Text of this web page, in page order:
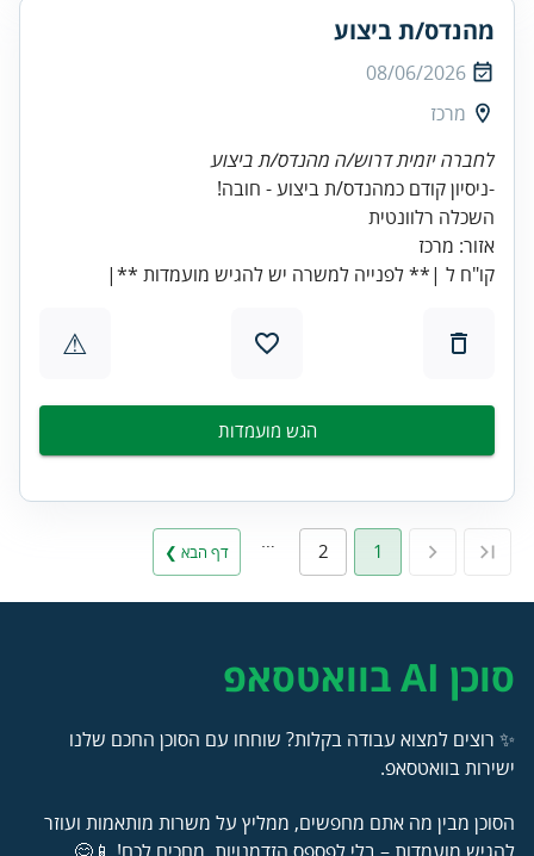
מהנדס/ת ביצוע
08/06/2026
מרכז
לחברה יזמית דרוש/ה מהנדס/ת ביצוע
קו"ח ל |** לפנייה למשרה יש להגיש מועמדות **|
⚠
הגש מועמדות
1
2 דף הבא ❯
סוכן AI בוואטסאפ
✨ רוצים למצוא עבודה בקלות? שוחחו עם הסוכן החכם שלנו
ישירות בוואטסאפ.
הסוכן מבין מה אתם מחפשים, ממליץ על משרות מותאמות ועוזר